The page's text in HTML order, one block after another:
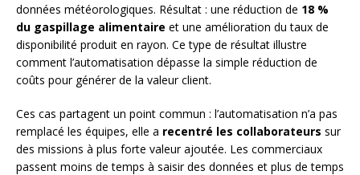
données météorologiques. Résultat : une réduction de 18 %
du gaspillage alimentaire et une amélioration du taux de
disponibilité produit en rayon. Ce type de résultat illustre
comment l’automatisation dépasse la simple réduction de
coûts pour générer de la valeur client.
Ces cas partagent un point commun : l’automatisation n’a pas
remplacé les équipes, elle a recentré les collaborateurs sur
des missions à plus forte valeur ajoutée. Les commerciaux
passent moins de temps à saisir des données et plus de temps